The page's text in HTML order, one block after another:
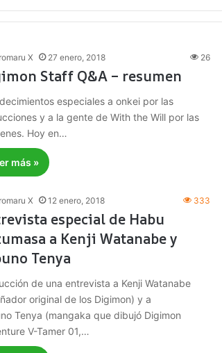
X 27 enero, 2018 26
Staff Q&A – resumen
especiales a onkei por las
y a la gente de With the Will por las
Hoy en…
más »
X 12 enero, 2018 333
especial de Habu
a Kenji Watanabe y
Tenya
de una entrevista a Kenji Watanabe
original de los Digimon) y a
Tenya (mangaka que dibujó Digimon
V-Tamer 01,…